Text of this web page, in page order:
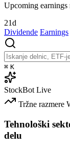
Upcoming earnings
21d
Dividende Earnings
⌘ K
StockBot Live
Tržne razmere
Tehnološki
delu